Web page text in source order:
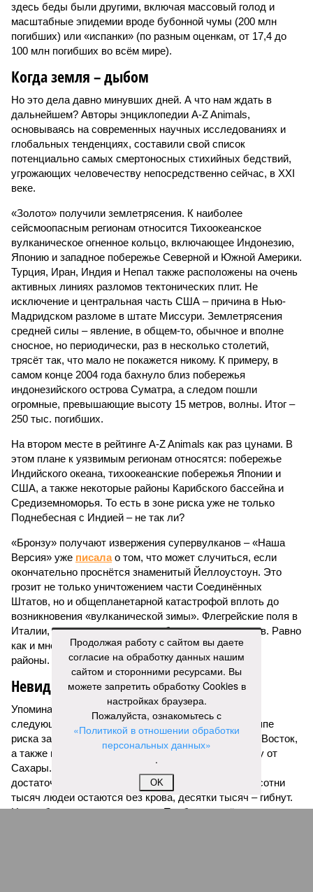
здесь беды были другими, включая массовый голод и
масштабные эпидемии вроде бубонной чумы (200 млн
погибших) или «испанки» (по разным оценкам, от 17,4 до
100 млн погибших во всём мире).
Когда земля – дыбом
Но это дела давно минувших дней. А что нам ждать в
дальнейшем? Авторы энциклопедии A-Z Animals,
основываясь на современных научных исследованиях и
глобальных тенденциях, составили свой список
потенциально самых смертоносных стихийных бедствий,
угрожающих человечеству непосредственно сейчас, в XXI
веке.
«Золото» получили землетрясения. К наиболее
сейсмоопасным регионам относится Тихоокеанское
вулканическое огненное кольцо, включающее Индонезию,
Японию и западное побережье Северной и Южной Америки.
Турция, Иран, Индия и Непал также расположены на очень
активных линиях разломов тектонических плит. Не
исключение и центральная часть США – причина в Нью-
Мадридском разломе в штате Миссури. Землетрясения
средней силы – явление, в общем-то, обычное и вполне
сносное, но периодически, раз в несколько столетий,
трясёт так, что мало не покажется никому. К примеру, в
самом конце 2004 года бахнуло близ побережья
индонезийского острова Суматра, а следом пошли
огромные, превышающие высоту 15 метров, волны. Итог –
250 тыс. погибших.
На втором месте в рейтинге A-Z Animals как раз цунами. В
этом плане к уязвимым регионам относятся: побережье
Индийского океана, тихо­океанские побережья Японии и
США, а также некоторые районы Карибского бассейна и
Средиземноморья. То есть в зоне риска уже не только
Поднебесная с Индией – не так ли?
«Бронзу» получают извержения супервулканов – «Наша
Версия» уже писалао том, что может случиться, если
окончательно проснётся знаменитый Йеллоустоун. Это
грозит не только уничтожением части Соединённых
Штатов, но и общепланетарной катастрофой вплоть до
возникновения «вулканической зимы». Флегрейские поля в
Италии, кстати, тоже не стоит сбрасывать со счетов. Равно
как и многие другие до поры спящие вулканические
районы.
Невидимый убийца
Упоминают эксперты и жару вкупе с засухой и
следующими отсюда лесными пожарами. Тут в группе
риска запад США, юг Европы, Австралия, Ближний Восток,
а также некоторые районы Бразилии и Африки к югу от
Сахары. Леса начинают гореть всё чаще и чаще,
достаточно посмотреть общемировую статистику; сотни
тысяч людей остаются без крова, десятки тысяч – гибнут.
Но проблема не только в этом. Проблема ещё и в том, что
Продолжая работу с сайтом вы даете
согласие на обработку данных нашим
сайтом и сторонними ресурсами. Вы
можете запретить обработку Cookies в
настройках браузера.
Пожалуйста, ознакомьтесь с
«Политикой в отношении обработки
персональных данных»
.
OK